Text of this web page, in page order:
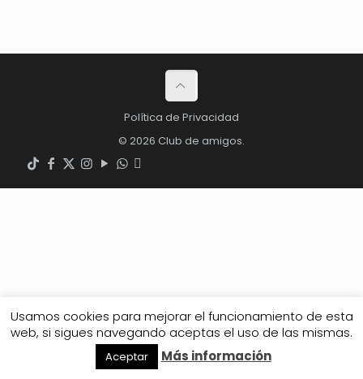
Política de Privacidad
© 2026 Club de amigos.
Usamos cookies para mejorar el funcionamiento de esta
web, si sigues navegando aceptas el uso de las mismas.
Aceptar Más información